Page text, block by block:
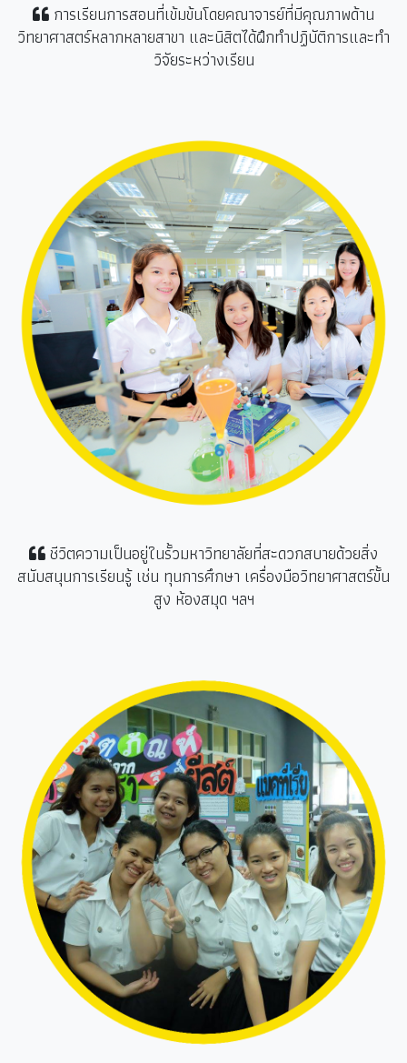
การเรียนการสอนที่เข้มข้นโดยคณาจารย์ที่มีคุณภาพด้าน
วิทยาศาสตร์หลากหลายสาขา และนิสิตได้ฝึกทำปฏิบัติการและทำ
วิจัยระหว่างเรียน
ชีวิตความเป็นอยู่ในรั้วมหาวิทยาลัยที่สะดวกสบายด้วยสิ่ง
สนับสนุนการเรียนรู้ เช่น ทุนการศึกษา เครื่องมือวิทยาศาสตร์ขั้น
สูง ห้องสมุด ฯลฯ